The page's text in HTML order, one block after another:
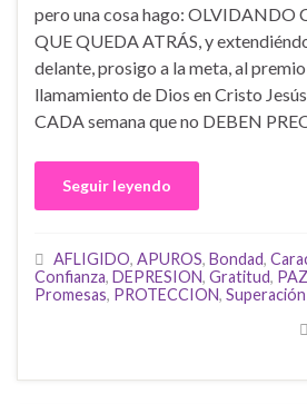
pero una cosa hago: OLVIDANDO
QUE QUEDA ATRÁS, y
delante, prosigo a la meta, al
llamamiento de Dios en Cristo
CADA semana que no DEBEN
Seguir leyendo
AFLIGIDO, APUROS, Bondad,
Confianza, DEPRESION, Gratitud,
Promesas, PROTECCION, Superación